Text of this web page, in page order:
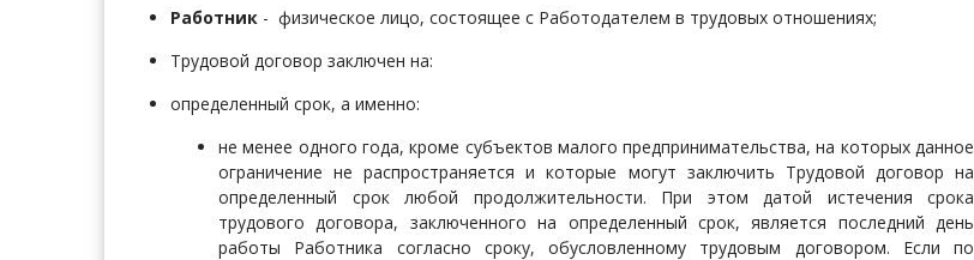
Работник - физическое лицо, состоящее с Работодателем в трудовых отношениях;
Трудовой договор заключен на:
определенный срок, а именно:
не менее одного года, кроме субъектов малого предпринимательства, на которых данное
ограничение не распространяется и которые могут заключить Трудовой договор на
определенный срок любой продолжительности. При этом датой истечения срока
трудового договора, заключенного на определенный срок, является последний день
работы Работника согласно сроку, обусловленному трудовым договором. Если по